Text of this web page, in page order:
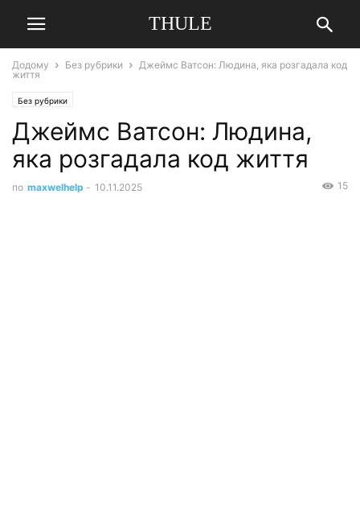
THULE
Додому Без рубрики
Джеймс Ватсон: Людина, яка розгадала код
життя
Без рубрики
Джеймс Ватсон: Людина,
яка розгадала код життя
по maxwelhelp - 10.11.2025 15